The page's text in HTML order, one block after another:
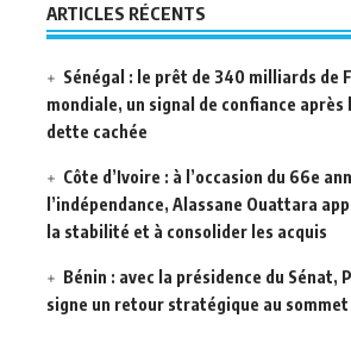
ARTICLES RÉCENTS
Sénégal : le prêt de 340 milliards de
mondiale, un signal de confiance après
dette cachée
Côte d’Ivoire : à l’occasion du 66e
l’indépendance, Alassane Ouattara
la stabilité et à consolider les acquis
Bénin : avec la présidence du Sénat,
signe un retour stratégique au sommet